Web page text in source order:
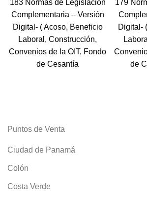
183 Normas de Legislación
Complementaria – Versión
Digital- ( Acoso, Beneficio
Laboral, Construcción,
Convenios de la OIT, Fondo
de Cesantía
179
Digital-
de
Puntos de Venta
Ciudad de Panamá
Colón
Costa Verde